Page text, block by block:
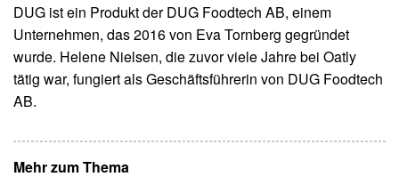
DUG ist ein Produkt der DUG Foodtech AB, einem
Unternehmen, das 2016 von Eva Tornberg gegründet
wurde. Helene Nielsen, die zuvor viele Jahre bei Oatly
tätig war, fungiert als Geschäftsführerin von DUG Foodtech
AB.
Mehr zum Thema